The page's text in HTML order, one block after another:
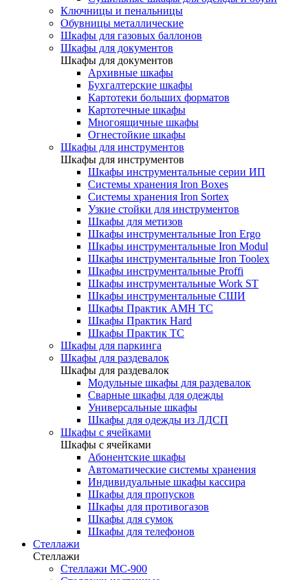
Ключницы и пенальницы
Обувницы металлические
Шкафы для газовых баллонов
Шкафы для документов
Шкафы для документов
Архивные шкафы
Бухгалтерские шкафы
Картотеки больших форматов
Картотечные шкафы
Многоящичные шкафы
Огнестойкие шкафы
Шкафы для инструментов
Шкафы для инструментов
Шкафы инструментальные серии ИП
Системы хранения Iron Boxes
Системы хранения Iron Sortex
Узкие стойки для инструментов
Шкафы для метизов
Шкафы инструментальные Iron Ergo
Шкафы инструментальные Iron Modul
Шкафы инструментальные Iron Toolex
Шкафы инструментальные Proffi
Шкафы инструментальные Work ST
Шкафы инструментальные СШИ
Шкафы Практик AMH TC
Шкафы Практик Hard
Шкафы Практик TC
Шкафы для паркинга
Шкафы для раздевалок
Шкафы для раздевалок
Модульные шкафы для раздевалок
Сварные шкафы для одежды
Универсальные шкафы
Шкафы для одежды из ЛДСП
Шкафы с ячейками
Шкафы с ячейками
Абонентские шкафы
Автоматические системы хранения
Индивидуальные шкафы кассира
Шкафы для пропусков
Шкафы для противогазов
Шкафы для сумок
Шкафы для телефонов
Стеллажи
Стеллажи
Стеллажи МС-900